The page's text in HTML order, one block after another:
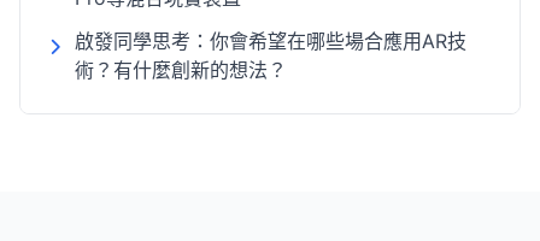
啟發同學思考：你會希望在哪些場合應用AR技
術？有什麼創新的想法？